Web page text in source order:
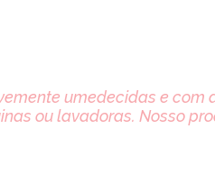
umedecidas e com
ou lavadoras. Nosso